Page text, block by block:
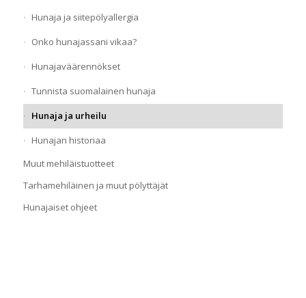
Hunaja ja siitepölyallergia
Onko hunajassani vikaa?
Hunajaväärennökset
Tunnista suomalainen hunaja
Hunaja ja urheilu
Hunajan historiaa
Muut mehiläistuotteet
Tarhamehiläinen ja muut pölyttäjät
Hunajaiset ohjeet